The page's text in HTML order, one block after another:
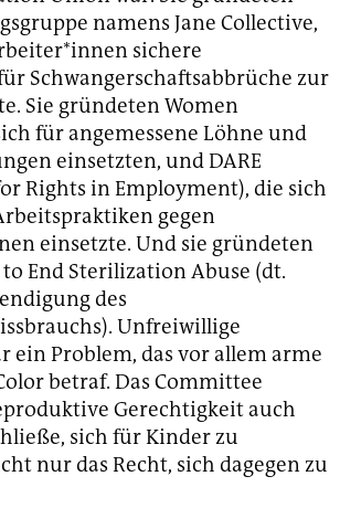
namens Jane Collective,
sichere
Schwangerschaftsabbrüche zur
Sie gründeten Women
für angemessene Löhne und
einsetzten, und DARE
Rights in Employment), die sich
gegen
einsetzte. Und sie gründeten
End Sterilization Abuse (dt.
des
Unfreiwillige
ein Problem, das vor allem arme
betraf. Das Committee
Gerechtigkeit auch
sich für Kinder zu
nur das Recht, sich dagegen zu